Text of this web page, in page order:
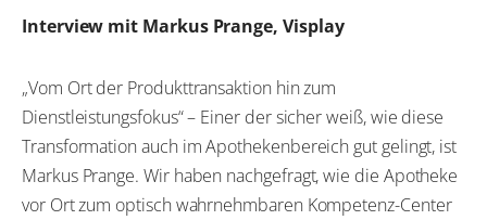
Interview mit Markus Prange, Visplay
„Vom Ort der Produkttransaktion hin zum
Dienstleistungsfokus“ – Einer der sicher weiß, wie diese
Transformation auch im Apothekenbereich gut gelingt, ist
Markus Prange. Wir haben nachgefragt, wie die Apotheke
vor Ort zum optisch wahrnehmbaren Kompetenz-Center